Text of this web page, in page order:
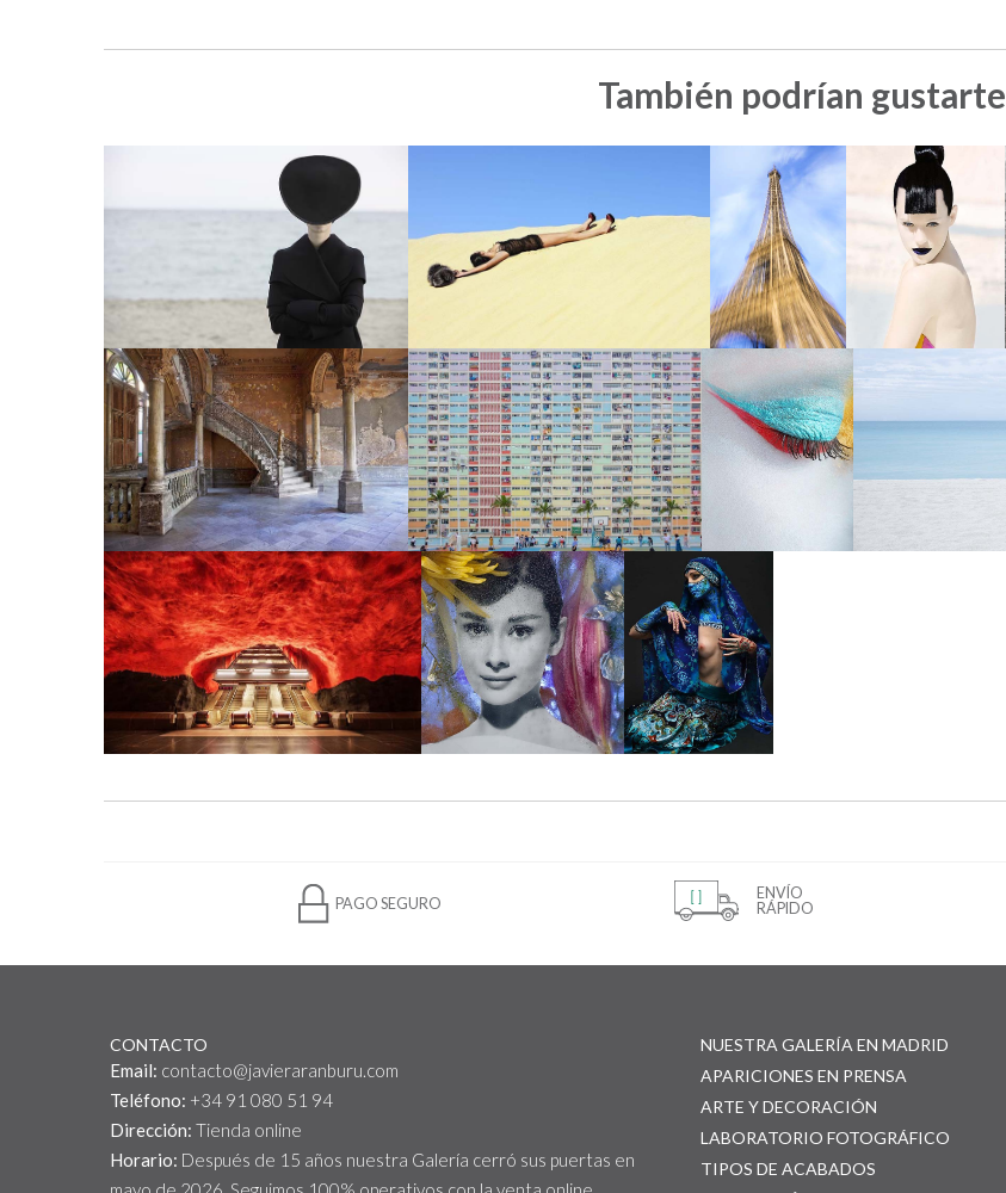
También podrían gustarte
PAGO SEGURO
ENVÍO
RÁPIDO
CONTACTO
Email: contacto@javieraranburu.com
Teléfono: +34 91 080 51 94
Dirección: Tienda online
Horario: Después de 15 años nuestra Galería cerró sus puertas en
NUESTRA GALERÍA EN MADRID
APARICIONES EN PRENSA
ARTE Y DECORACIÓN
LABORATORIO FOTOGRÁFICO
TIPOS DE ACABADOS